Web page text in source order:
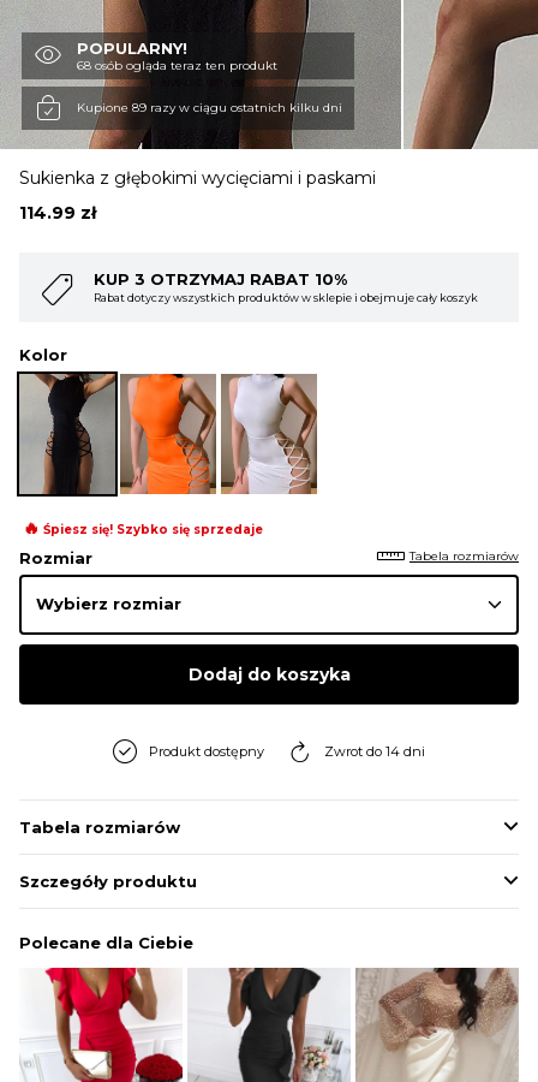
OBUWIE
BIELIZNA
SWETRY
OKRYCIA WIERZCHNIE
POPULARNY!
68 osób ogląda teraz ten produkt
Kupione 89 razy w ciągu ostatnich kilku dni
Sukienka z głębokimi wycięciami i paskami
114.99 zł
KUP 3 OTRZYMAJ RABAT 10%
Rabat dotyczy wszystkich produktów w sklepie i obejmuje cały koszyk
Kolor
🔥 Śpiesz się! Szybko się sprzedaje
Rozmiar Tabela rozmiarów
Dodaj do koszyka
Produkt dostępny Zwrot do 14 dni
Tabela rozmiarów
Szczegóły produktu
Polecane dla Ciebie